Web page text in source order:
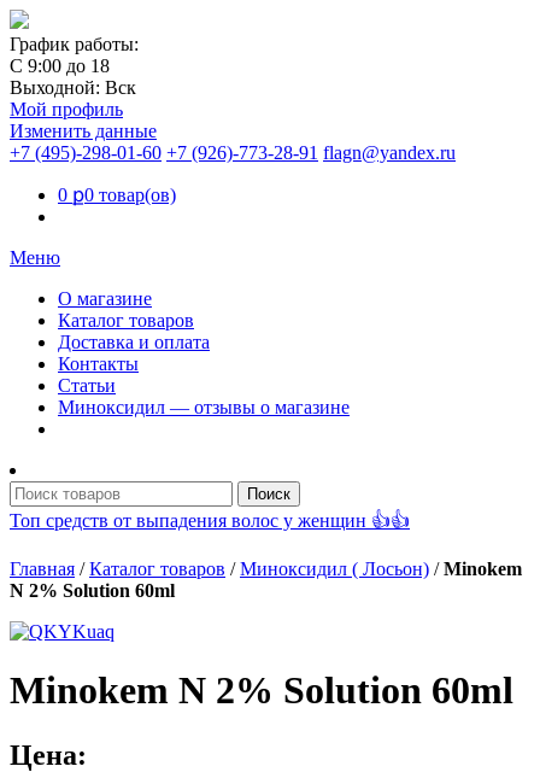
График работы:
С 9:00 до 18
Выходной: Вск
Мой профиль
Изменить данные
+7 (495)-298-01-60 +7 (926)-773-28-91 flagn@yandex.ru
0 ք0 товар(ов)
Меню
О магазине
Каталог товаров
Доставка и оплата
Контакты
Статьи
Миноксидил — отзывы о магазине
Топ средств от выпадения волос у женщин 👍👍
Главная /Каталог товаров /Миноксидил ( Лосьон) /Minokem
N 2% Solution 60ml
Minokem N 2% Solution 60ml
Цена: